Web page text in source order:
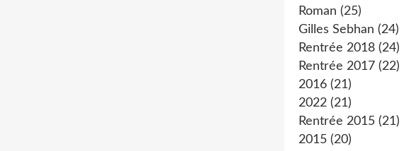
Roman (25)
Gilles Sebhan (24)
Rentrée 2018 (24)
Rentrée 2017 (22)
2016 (21)
2022 (21)
Rentrée 2015 (21)
2015 (20)